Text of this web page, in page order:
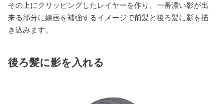
その上にクリッピングしたレイヤーを作り、一番濃い影が出
来る部分に線画を補強するイメージで前髪と後ろ髪に影を描
き込みます。
後ろ髪に影を入れる